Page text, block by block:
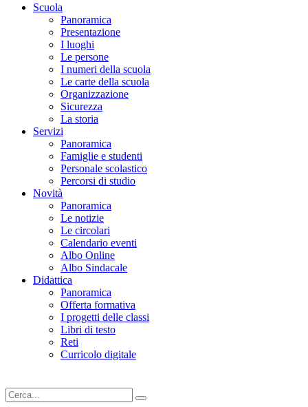
Scuola
Panoramica
Presentazione
I luoghi
Le persone
I numeri della scuola
Le carte della scuola
Organizzazione
Sicurezza
La storia
Servizi
Panoramica
Famiglie e studenti
Personale scolastico
Percorsi di studio
Novità
Panoramica
Le notizie
Le circolari
Calendario eventi
Albo Online
Albo Sindacale
Didattica
Panoramica
Offerta formativa
I progetti delle classi
Libri di testo
Reti
Curricolo digitale